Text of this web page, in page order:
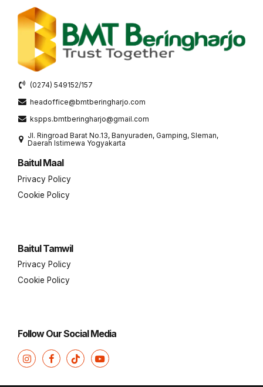
(0274) 549152/157
headoffice@bmtberingharjo.com
kspps.bmtberingharjo@gmail.com
Jl. Ringroad Barat No.13, Banyuraden, Gamping, Sleman,
Daerah Istimewa Yogyakarta
Baitul Maal
Privacy Policy
Cookie Policy
Baitul Tamwil
Privacy Policy
Cookie Policy
Follow Our Social Media